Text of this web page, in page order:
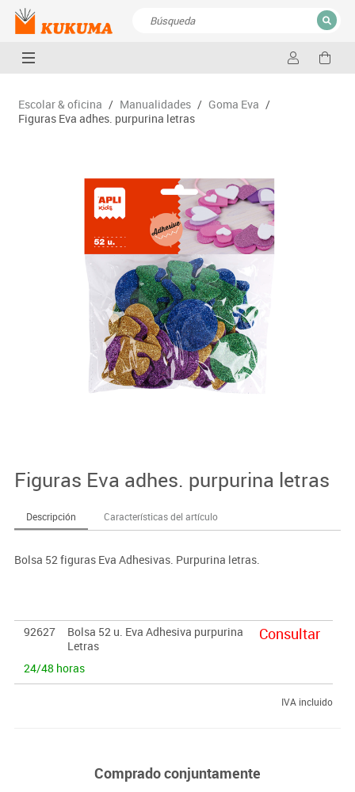
CERRAR
Escolar & oficina / Manualidades / Goma Eva /
Figuras Eva adhes. purpurina letras
Figuras Eva adhes. purpurina letras
Descripción Características del artículo
Bolsa 52 figuras Eva Adhesivas. Purpurina letras.
92627
Bolsa 52 u. Eva Adhesiva purpurina
Letras
24/48 horas
Consultar
IVA incluido
Comprado conjuntamente